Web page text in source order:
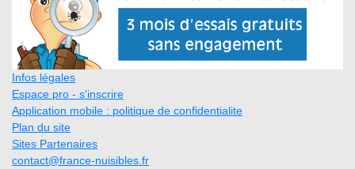
Infos légales
Espace pro - s'inscrire
Application mobile : politique de confidentialite
Plan du site
Sites Partenaires
contact@france-nuisibles.fr